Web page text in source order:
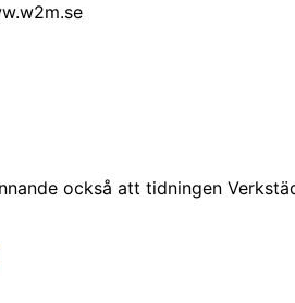
också att tidningen